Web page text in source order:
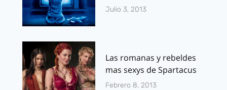
Julio 3, 2013
Las romanas y rebeldes
mas sexys de Spartacus
Febrero 8, 2013